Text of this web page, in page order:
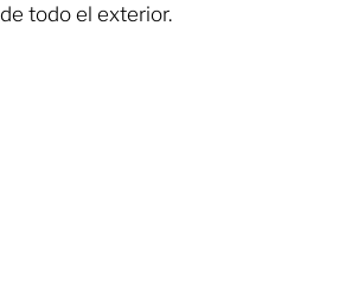
de todo el exterior.